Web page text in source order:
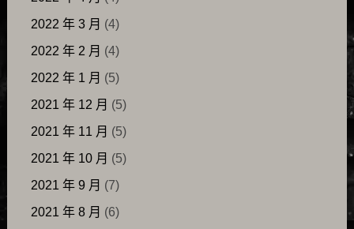
2022 年 3 月 (4)
2022 年 2 月 (4)
2022 年 1 月 (5)
2021 年 12 月 (5)
2021 年 11 月 (5)
2021 年 10 月 (5)
2021 年 9 月 (7)
2021 年 8 月 (6)